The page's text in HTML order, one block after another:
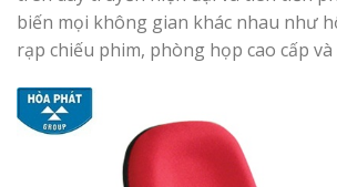
biến mọi không gian khác nhau như
rạp chiếu phim, phòng họp cao cấp